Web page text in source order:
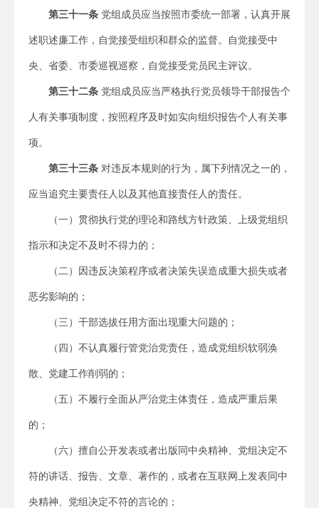
第三十一条 党组成员应当按照市委统一部署，认真开展
述职述廉工作，自觉接受组织和群众的监督。自觉接受中
央、省委、市委巡视巡察，自觉接受党员民主评议。
第三十二条 党组成员应当严格执行党员领导干部报告个
人有关事项制度，按照程序及时如实向组织报告个人有关事
项。
第三十三条 对违反本规则的行为，属下列情况之一的，
应当追究主要责任人以及其他直接责任人的责任。
（一）贯彻执行党的理论和路线方针政策、上级党组织
指示和决定不及时不得力的；
（二）因违反决策程序或者决策失误造成重大损失或者
恶劣影响的；
（三）干部选拔任用方面出现重大问题的；
（四）不认真履行管党治党责任，造成党组织软弱涣
散、党建工作削弱的；
（五）不履行全面从严治党主体责任，造成严重后果
的；
（六）擅自公开发表或者出版同中央精神、党组决定不
符的讲话、报告、文章、著作的，或者在互联网上发表同中
央精神、党组决定不符的言论的；